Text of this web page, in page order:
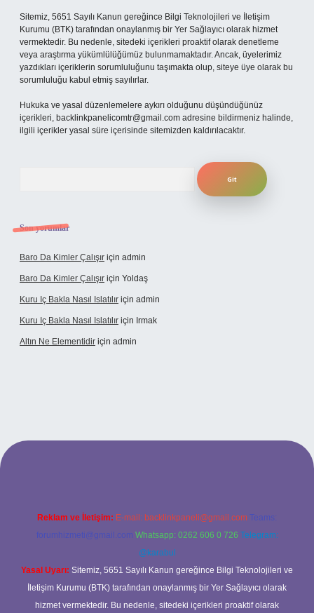
Sitemiz, 5651 Sayılı Kanun gereğince Bilgi Teknolojileri ve İletişim
Kurumu (BTK) tarafından onaylanmış bir Yer Sağlayıcı olarak hizmet
vermektedir. Bu nedenle, sitedeki içerikleri proaktif olarak denetleme
veya araştırma yükümlülüğümüz bulunmamaktadır. Ancak, üyelerimiz
yazdıkları içeriklerin sorumluluğunu taşımakta olup, siteye üye olarak bu
sorumluluğu kabul etmiş sayılırlar.
Hukuka ve yasal düzenlemelere aykırı olduğunu düşündüğünüz
içerikleri, backlinkpanelicomtr@gmail.com adresine bildirmeniz halinde,
ilgili içerikler yasal süre içerisinde sitemizden kaldırılacaktır.
Son yorumlar
Baro Da Kimler Çalışır için admin
Baro Da Kimler Çalışır için Yoldaş
Kuru Iç Bakla Nasıl Islatılır için admin
Kuru Iç Bakla Nasıl Islatılır için Irmak
Altın Ne Elementidir için admin
güncel giriş
Reklam ve İletişim: E-mail: backlinkpaneli@gmail.com Teams:
forumhizmeti@gmail.com Whatsapp: 0262 606 0 726 Telegram:
@karabul
Yasal Uyarı: Sitemiz, 5651 Sayılı Kanun gereğince Bilgi Teknolojileri ve
İletişim Kurumu (BTK) tarafından onaylanmış bir Yer Sağlayıcı olarak
hizmet vermektedir. Bu nedenle, sitedeki içerikleri proaktif olarak